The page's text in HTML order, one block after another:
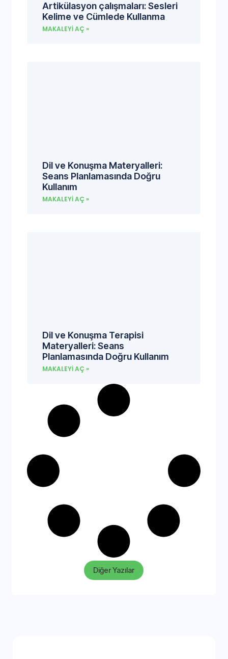
Artikülasyon çalışmaları: Sesleri
Kelime ve Cümlede Kullanma
MAKALEYI AÇ »
Dil ve Konuşma Materyalleri:
Seans Planlamasında Doğru
Kullanım
MAKALEYI AÇ »
Dil ve Konuşma Terapisi
Materyalleri: Seans
Planlamasında Doğru Kullanım
MAKALEYI AÇ »
Diğer Yazılar